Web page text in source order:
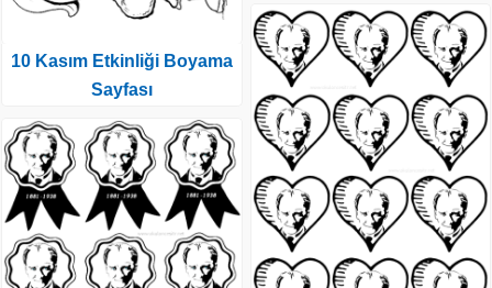
10 Kasım Etkinliği Boyama
Sayfası